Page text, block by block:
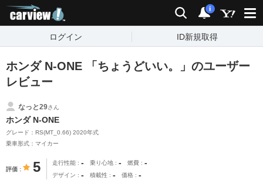
検索 通知
i
ログイン ID新規取得
ホンダ N-ONE 「ちょうどいい。」のユーザー
レビュー
なっと29さん
ホンダ N-ONE
グレード：RS(MT_0.66) 2020年式
乗車形式：マイカー
評価 5 走行性能 - 乗り心地 - 燃費 -
デザイン - 積載性 - 価格 -